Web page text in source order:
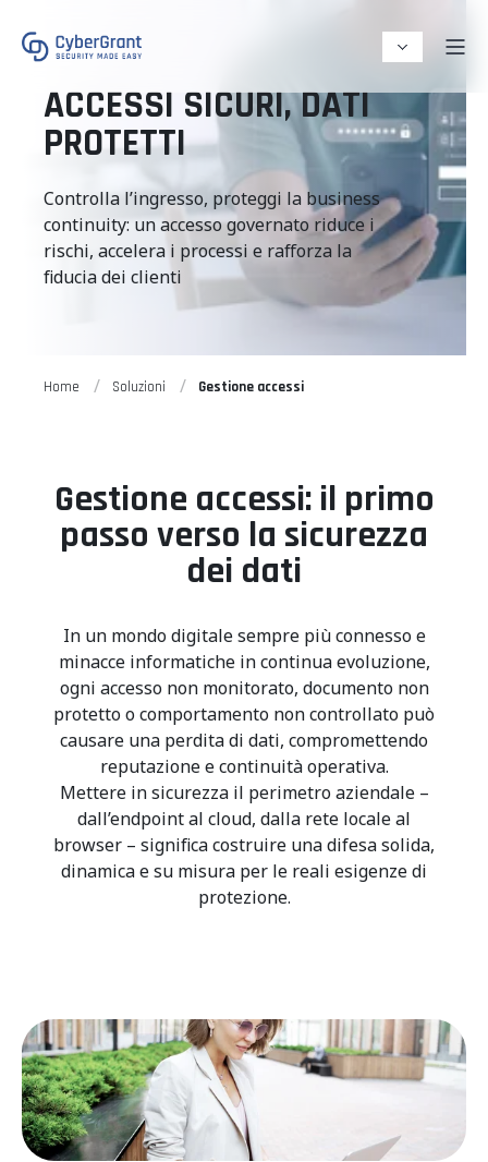
ACCESSI SICURI, DATI
PROTETTI
Controlla l’ingresso, proteggi la business
continuity: un accesso governato riduce i
rischi, accelera i processi e rafforza la
fiducia dei clienti
Home Soluzioni Gestione accessi
Gestione accessi: il primo
passo verso la sicurezza
dei dati
In un mondo digitale sempre più connesso e
minacce informatiche in continua evoluzione,
ogni accesso non monitorato, documento non
protetto o comportamento non controllato può
causare una perdita di dati, compromettendo
reputazione e continuità operativa.
Mettere in sicurezza il perimetro aziendale –
dall’endpoint al cloud, dalla rete locale al
browser – significa costruire una difesa solida,
dinamica e su misura per le reali esigenze di
protezione.